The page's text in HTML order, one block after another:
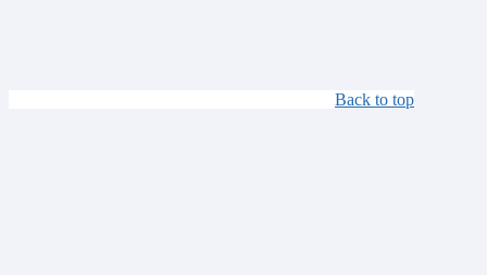
Back to top